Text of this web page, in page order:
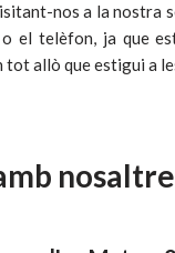
nos a la nostra
el telèfon, ja que
allò que estigui a